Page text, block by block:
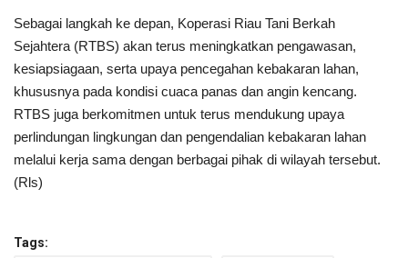
Sebagai langkah ke depan, Koperasi Riau Tani Berkah
Sejahtera (RTBS) akan terus meningkatkan pengawasan,
kesiapsiagaan, serta upaya pencegahan kebakaran lahan,
khususnya pada kondisi cuaca panas dan angin kencang.
RTBS juga berkomitmen untuk terus mendukung upaya
perlindungan lingkungan dan pengendalian kebakaran lahan
melalui kerja sama dengan berbagai pihak di wilayah tersebut.
(Rls)
Tags: